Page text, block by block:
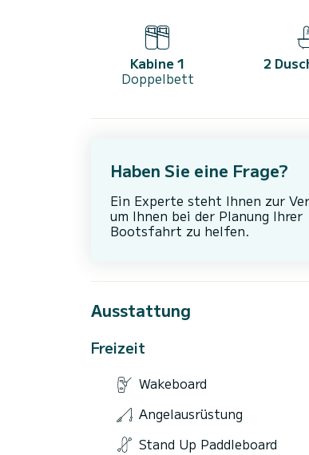
Kabine 1
Doppelbett
2
Haben Sie eine Frage?
Ein Experte steht Ihnen zur
um Ihnen bei der Planung Ihrer
Bootsfahrt zu helfen.
Ausstattung
Freizeit
Wakeboard
Angelausrüstung
Stand Up Paddleboard